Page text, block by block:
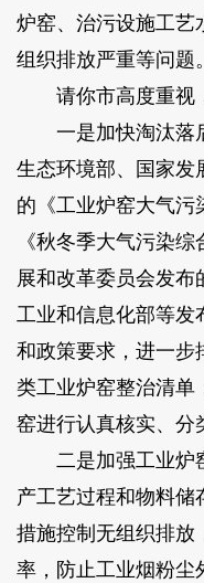
炉窑、治污设施工艺
组织排放严重等问题。
请你市高度重视，
一是加快淘汰落
生态环境部、国家发
的《工业炉窑大气污
《秋冬季大气污染
展和改革委员会发布
工业和信息化部等发
和政策要求，进一步
类工业炉窑整治清单
窑进行认真核实、分
二是加强工业炉窑
产工艺过程和物料储
措施控制无组织排放
率，防止工业烟粉尘